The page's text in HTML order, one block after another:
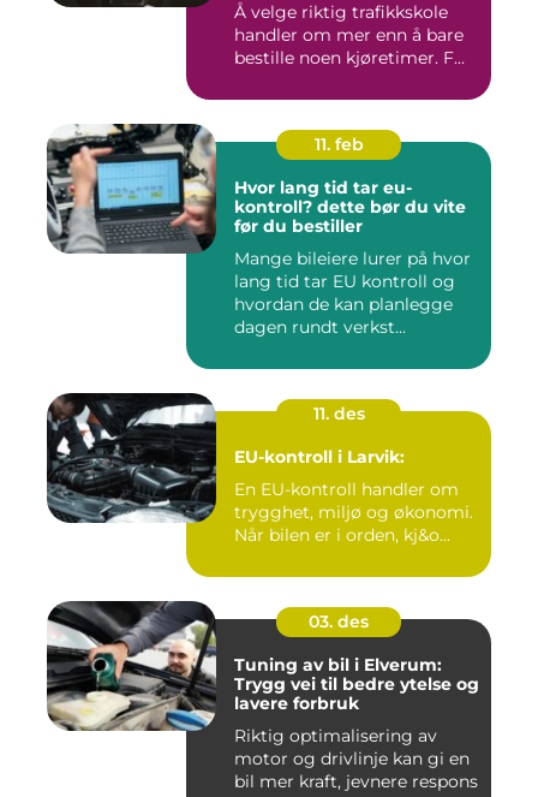
Å velge riktig trafikkskole
handler om mer enn å bare
bestille noen kjøretimer. F...
11. feb
Hvor lang tid tar eu-
kontroll? dette bør du vite
før du bestiller
Mange bileiere lurer på hvor
lang tid tar EU kontroll og
hvordan de kan planlegge
dagen rundt verkst...
11. des
EU-kontroll i Larvik:
En EU-kontroll handler om
trygghet, miljø og økonomi.
Når bilen er i orden, kj&o...
03. des
Tuning av bil i Elverum:
Trygg vei til bedre ytelse og
lavere forbruk
Riktig optimalisering av
motor og drivlinje kan gi en
bil mer kraft, jevnere respons